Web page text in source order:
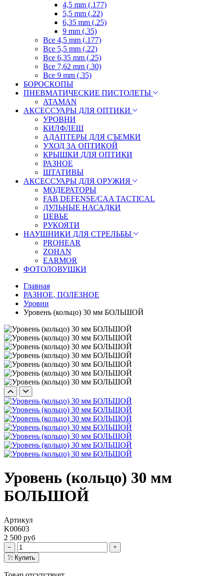
4,5 mm (.177)
5,5 mm (.22)
6,35 mm (.25)
9 mm (.35)
Все 4,5 mm (.177)
Все 5,5 mm (.22)
Все 6,35 mm (.25)
Все 7,62 mm (.30)
Все 9 mm (.35)
БОРОСКОПЫ
ПНЕВМАТИЧЕСКИЕ ПИСТОЛЕТЫ
ATAMAN
АКСЕССУАРЫ ДЛЯ ОПТИКИ
УРОВНИ
КИЛФЛЕШ
АДАПТЕРЫ ДЛЯ СЪЕМКИ
УХОД ЗА ОПТИКОЙ
КРЫШКИ ДЛЯ ОПТИКИ
РАЗНОЕ
ШТАТИВЫ
АКСЕССУАРЫ ДЛЯ ОРУЖИЯ
МОДЕРАТОРЫ
FAB DEFENSE/CAA TACTICAL
ДУЛЬНЫЕ НАСАДКИ
ЦЕВЬЕ
РУКОЯТИ
НАУШНИКИ ДЛЯ СТРЕЛЬБЫ
PROHEAR
ZOHAN
EARMOR
ФОТОЛОВУШКИ
Главная
РАЗНОЕ, ПОЛЕЗНОЕ
Уровни
Уровень (кольцо) 30 мм БОЛЬШОЙ
Уровень (кольцо) 30 мм
БОЛЬШОЙ
Артикул
K00603
2 500 руб
Купить